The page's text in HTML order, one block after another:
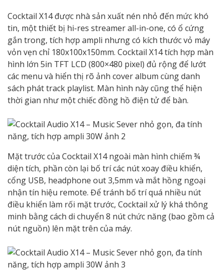
Cocktail X14 được nhà sản xuất nén nhỏ đến mức khó
tin, một thiết bị hi-res streamer all-in-one, có ổ cứng
gắn trong, tích hợp ampli nhưng có kích thước vỏ máy
vỏn vẹn chỉ 180x100x150mm. Cocktail X14 tích hợp màn
hình lớn 5in TFT LCD (800×480 pixel) đủ rộng để lướt
các menu và hiển thị rõ ảnh cover album cùng danh
sách phát track playlist. Màn hình này cũng thể hiện
thời gian như một chiếc đồng hồ điện tử để bàn.
Mặt trước của Cocktail X14 ngoài màn hình chiếm ¾
diện tích, phần còn lại bố trí các nút xoay điều khiển,
cổng USB, headphone out 3,5mm và mắt hồng ngoại
nhận tín hiệu remote. Để tránh bố trí quá nhiều nút
điều khiển làm rối mặt trước, Cocktail xử lý khá thông
minh bằng cách di chuyển 8 nút chức năng (bao gồm cả
nút nguồn) lên mặt trên của máy.